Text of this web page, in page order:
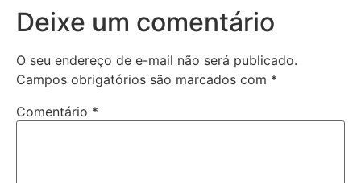
Deixe um comentário
O seu endereço de e-mail não será publicado.
Campos obrigatórios são marcados com *
Comentário *